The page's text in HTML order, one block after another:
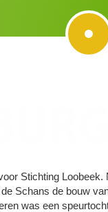
Stichting Loobeek.
Schans de bouw
was een